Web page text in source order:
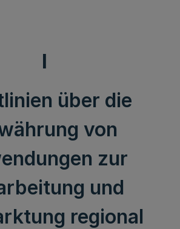
I
über die
von
zur
und
regional